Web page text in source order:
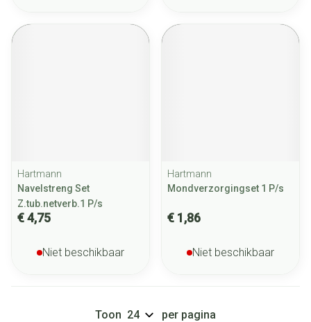
Hartmann
Navelstreng Set
Z.tub.netverb.1 P/s
€ 4,75
Niet beschikbaar
Hartmann
Mondverzorgingset 1 P/s
€ 1,86
Niet beschikbaar
Toon per pagina